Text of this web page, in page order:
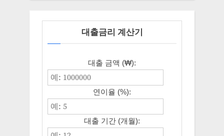
대출금리 계산기
대출 금액 (₩):
연이율 (%):
대출 기간 (개월):